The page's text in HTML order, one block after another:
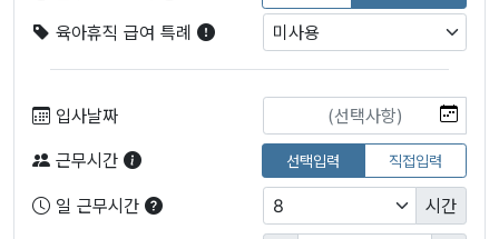
육아휴직 급여 특례
입사날짜
근무시간 선택입력 직접입력
일 근무시간 시간